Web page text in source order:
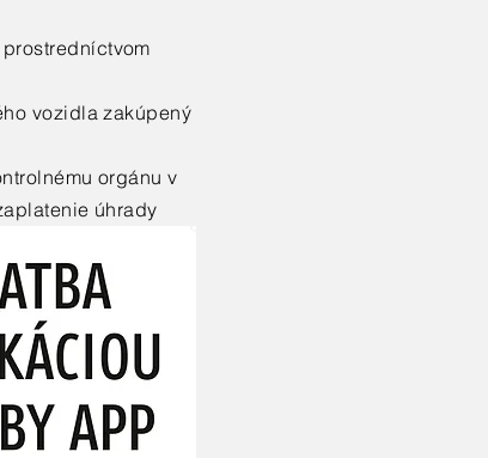
vozidla zakúpený
orgánu v
úhrady